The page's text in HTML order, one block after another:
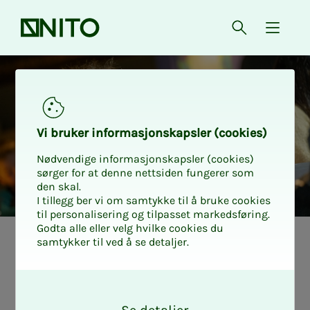
Forsiden Åpne søk
{
Gratis inngang på
Vi bru­­ker in­­for­­ma­­sjons­­kaps­­­ler (cookies)
Nødvendige informasjonskapsler (cookies)
sørger for at denne nettsiden fungerer som
den skal.
I tillegg ber vi om samtykke til å bruke cookies
til personalisering og tilpasset markedsføring.
Godta alle eller velg hvilke cookies du
samtykker til ved å se detaljer.